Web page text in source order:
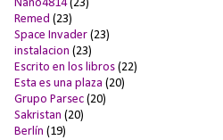
Nano4814 (23)
Remed (23)
Space Invader (23)
instalacion (23)
Escrito en los libros (22)
Esta es una plaza (20)
Grupo Parsec (20)
Sakristan (20)
Berlín (19)